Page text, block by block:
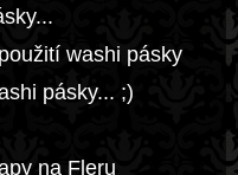
washi pásky
pásky... ;)
na Fleru